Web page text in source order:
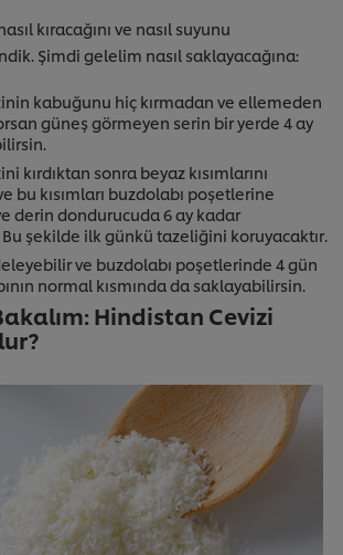
kıracağını ve nasıl suyunu
Şimdi gelelim nasıl saklayacağına:
kabuğunu hiç kırmadan ve ellemeden
güneş görmeyen serin bir yerde 4 ay
kırdıktan sonra beyaz kısımlarını
bu kısımları buzdolabı poşetlerine
derin dondurucuda 6 ay kadar
şekilde ilk günkü tazeliğini koruyacaktır.
ve buzdolabı poşetlerinde 4 gün
normal kısmında da saklayabilirsin.
Hindistan Cevizi